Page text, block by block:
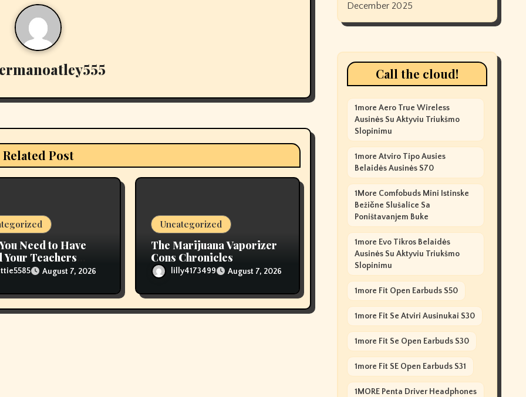
Related Post
Need to Have
Your Teachers
Refill Glas Pods
August 7, 2026
Uncategorized
The Marijuana Vaporizer
Cons Chronicles
lilly4173499 August 7, 2026
December 2025
Call the cloud!
1more Aero True Wireless
Ausinės Su Aktyviu Triukšmo
Slopinimu
1more Atviro Tipo Ausies
Belaidės Ausinės S70
1More Comfobuds Mini Istinske
Bežične Slušalice Sa
Poništavanjem Buke
1more Evo Tikros Belaidės
Ausinės Su Aktyviu Triukšmo
Slopinimu
1more Fit Open Earbuds S50
1more Fit Se Atviri Ausinukai S30
1more Fit Se Open Earbuds S30
1more Fit SE Open Earbuds S31
1MORE Penta Driver Headphones